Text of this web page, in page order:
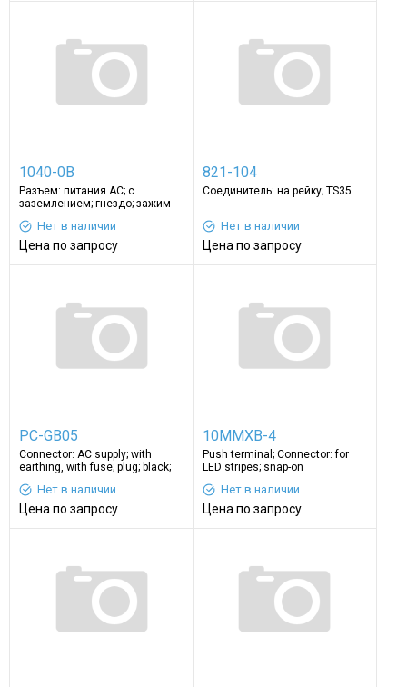
1040-0B
Разъем: питания AC; с
заземлением; гнездо; зажим
Нет в наличии
Цена по запросу
821-104
Соединитель: на рейку; TS35
Нет в наличии
Цена по запросу
PC-GB05
Connector: AC supply; with
earthing, with fuse; plug; black;
Нет в наличии
Цена по запросу
10MMXB-4
Push terminal; Connector: for
LED stripes; snap-on
Нет в наличии
Цена по запросу